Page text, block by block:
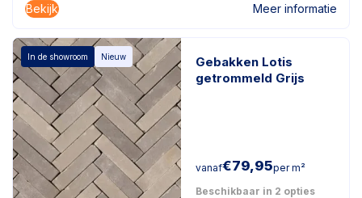
Bekijk Meer informatie
In de showroom Nieuw
Gebakken Lotis
getrommeld Grijs
vanaf€79,95per m²
Beschikbaar in 2 opties